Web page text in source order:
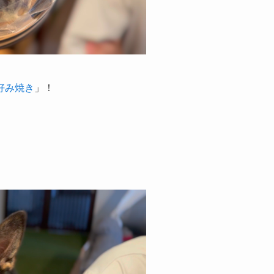
み焼き 」！